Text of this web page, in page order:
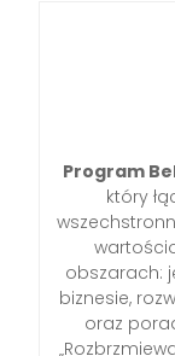
Program
który
obszarach:
biznesie,
oraz